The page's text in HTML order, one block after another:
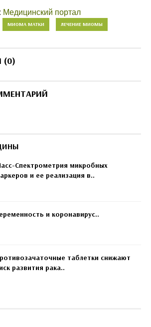
Медицинский портал
МИОМА МАТКИ ЛЕЧЕНИЕ МИОМЫ
(0)
Спектрометрия микробных
и ее реализация в..
и коронавирус..
таблетки снижают
развития рака..